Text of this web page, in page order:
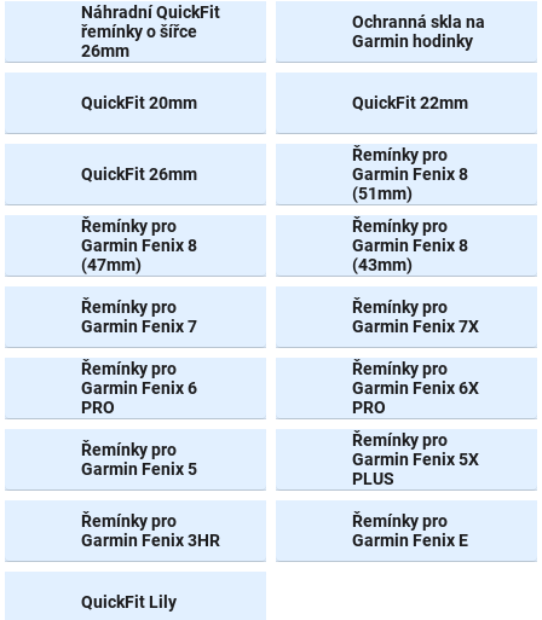
OSTATNÍ
ZNAČKY
ZBOŽÍ
Náhradní QuickFit
řemínky o šířce
26mm
Ochranná skla na
Garmin hodinky
QuickFit 20mm QuickFit 22mm
QuickFit 26mm
Řemínky pro
Garmin Fenix 8
(51mm)
Řemínky pro
Garmin Fenix 8
(47mm)
Řemínky pro
Garmin Fenix 8
(43mm)
Řemínky pro
Garmin Fenix 7
Řemínky pro
Garmin Fenix 7X
Řemínky pro
Garmin Fenix 6
PRO
Řemínky pro
Garmin Fenix 6X
PRO
Řemínky pro
Garmin Fenix 5
Řemínky pro
Garmin Fenix 5X
PLUS
Řemínky pro
Garmin Fenix 3HR
Řemínky pro
Garmin Fenix E
QuickFit Lily